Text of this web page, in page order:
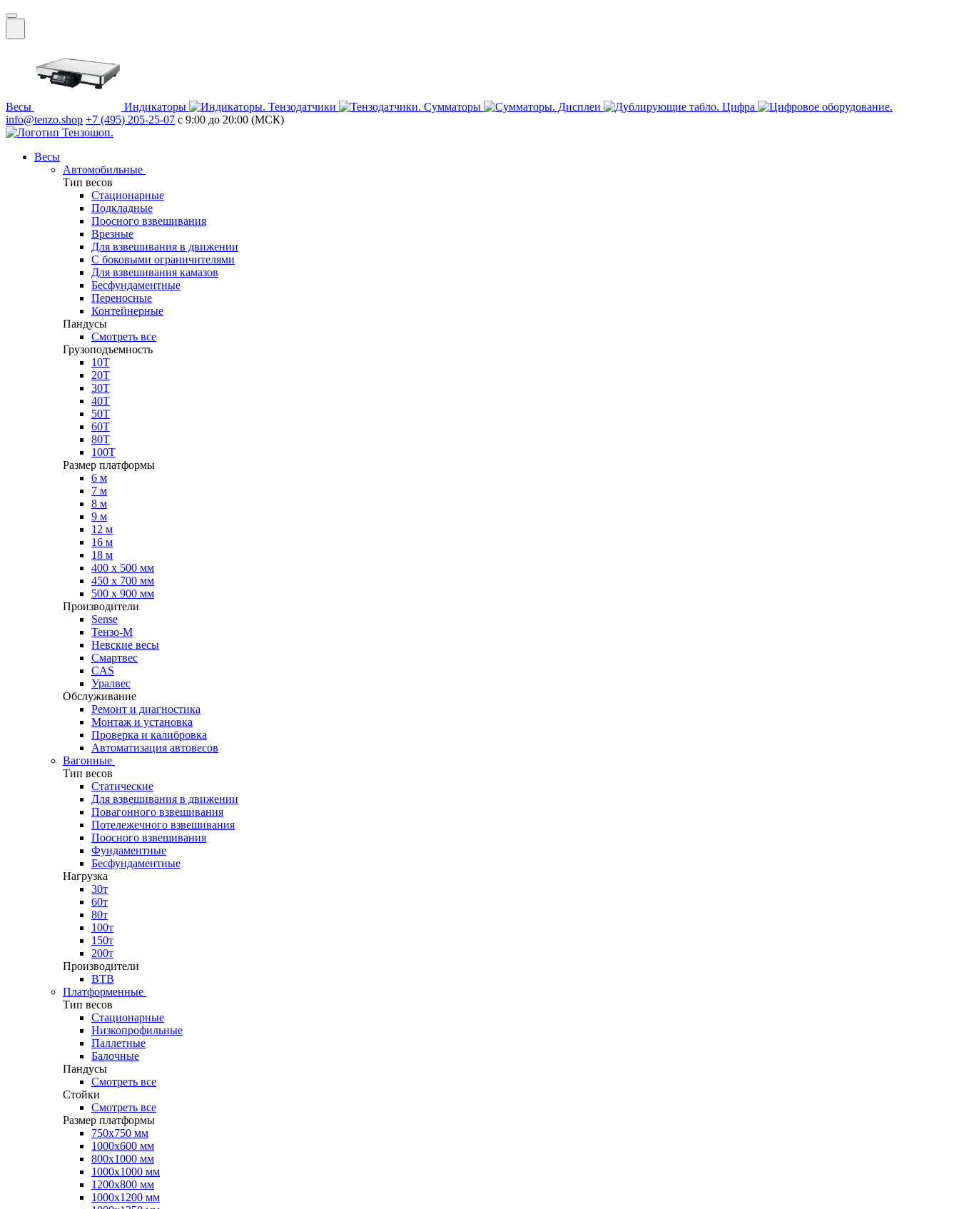
Весы Индикаторы Тензодатчики Сумматоры Дисплеи
Цифра
info@tenzo.shop +7 (495) 205-25-07 с 9:00 до 20:00 (МСК)
Весы
Автомобильные
Тип весов
Стационарные
Подкладные
Поосного взвешивания
Врезные
Для взвешивания в движении
С боковыми ограничителями
Для взвешивания камазов
Бесфундаментные
Переносные
Контейнерные
Пандусы
Смотреть все
Грузоподъемность
10Т
20Т
30Т
40Т
50Т
60Т
80Т
100Т
Размер платформы
6 м
7 м
8 м
9 м
12 м
16 м
18 м
400 х 500 мм
450 х 700 мм
500 х 900 мм
Производители
Sense
Тензо-М
Невские весы
Смартвес
CAS
Уралвес
Обслуживание
Ремонт и диагностика
Монтаж и установка
Проверка и калибровка
Автоматизация автовесов
Вагонные
Тип весов
Статические
Для взвешивания в движении
Повагонного взвешивания
Потележечного взвешивания
Поосного взвешивания
Фундаментные
Бесфундаментные
Нагрузка
30т
60т
80т
100т
150т
200т
Производители
ВТВ
Платформенные
Тип весов
Стационарные
Низкопрофильные
Паллетные
Балочные
Пандусы
Смотреть все
Стойки
Смотреть все
Размер платформы
750х750 мм
1000х600 мм
800х1000 мм
1000х1000 мм
1200х800 мм
1000х1200 мм